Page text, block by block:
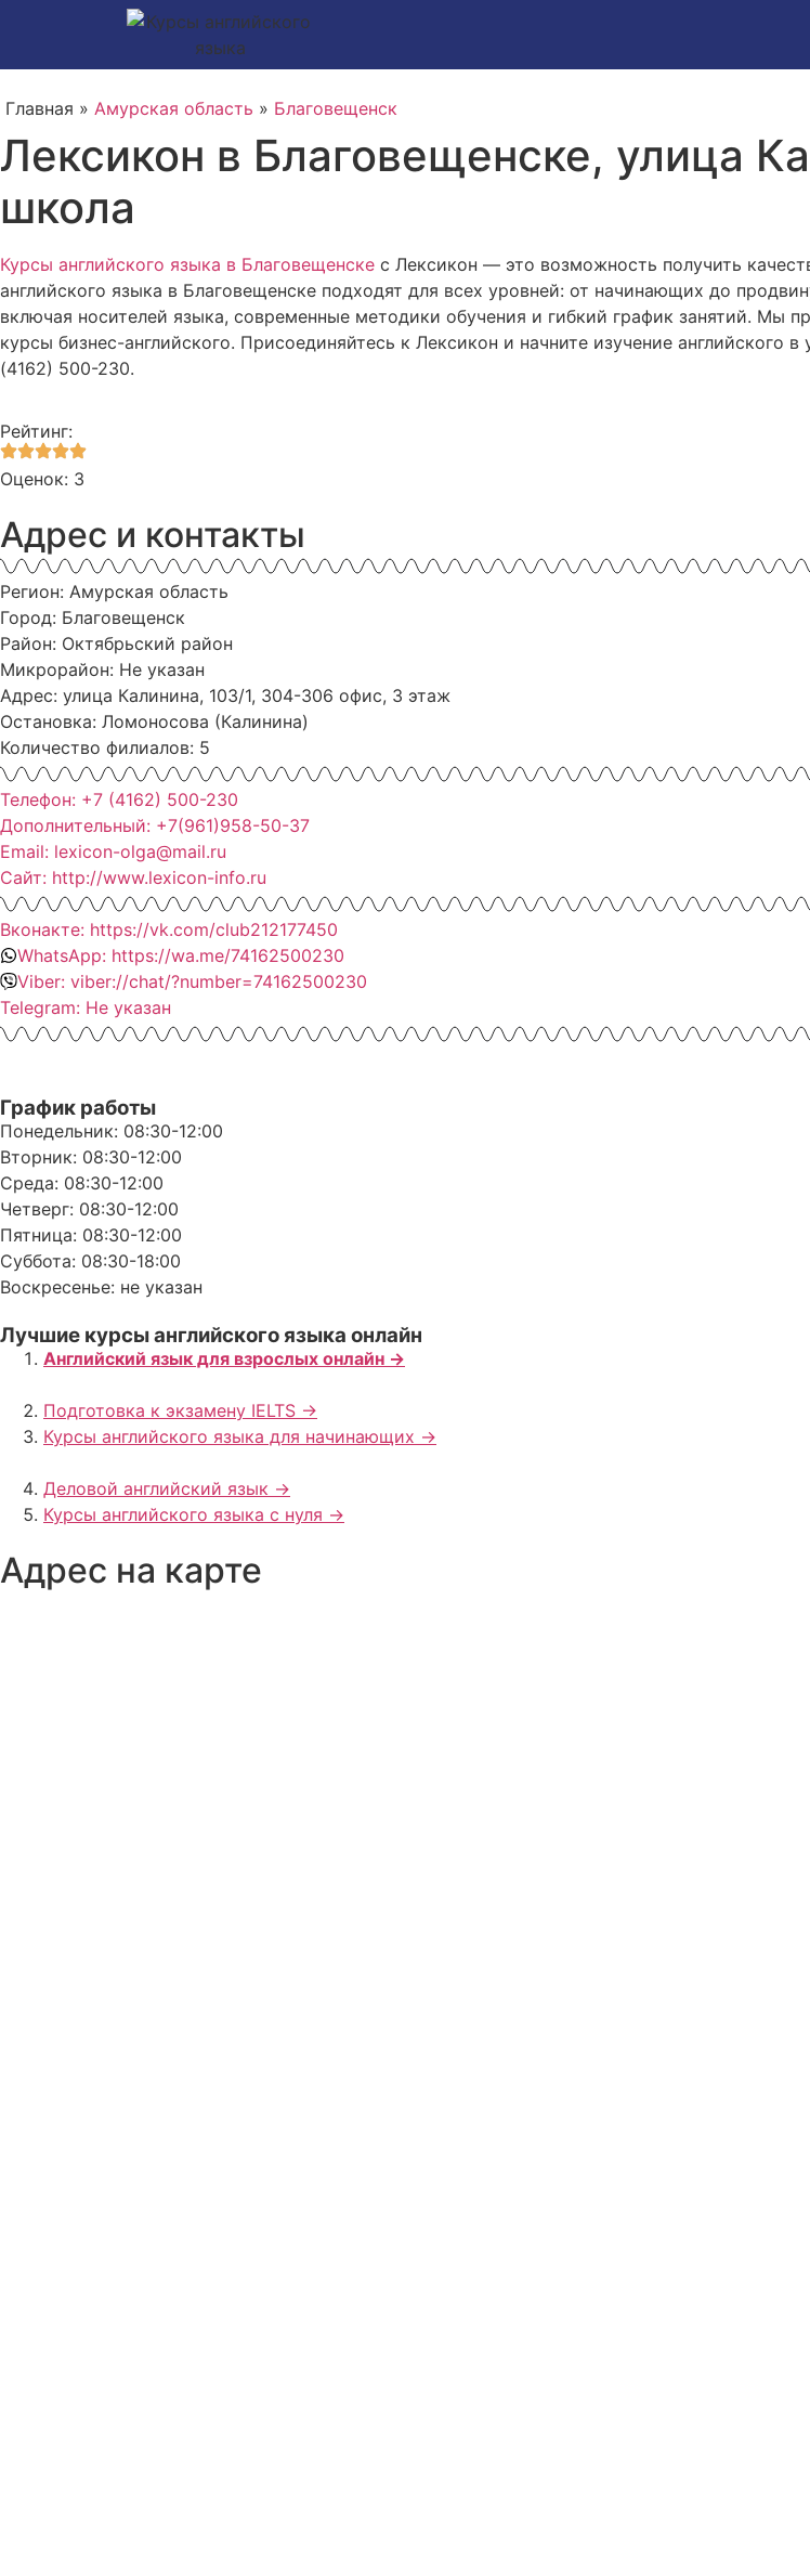
Главная » Амурская область » Благовещенск
Лексикон в Благовещенске, улица
школа
Курсы английского языка в Благовещенске с Лексикон — это возможность получить
английского языка в Благовещенске подходят для всех уровней: от начинающих до
включая носителей языка, современные методики обучения и гибкий график занятий. Мы
курсы бизнес-английского. Присоединяйтесь к Лексикон и начните изучение
(4162) 500-230.
Рейтинг:
Оценок: 3
Адрес и контакты
Регион: Амурская область
Город: Благовещенск
Район: Октябрьский район
Микрорайон: Не указан
Адрес: улица Калинина, 103/1, 304-306 офис, 3 этаж
Остановка: Ломоносова (Калинина)
Количество филиалов: 5
Телефон: +7 (4162) 500-230
Дополнительный: +7(961)958-50-37
Email: lexicon-olga@mail.ru
Сайт: http://www.lexicon-info.ru
Вконакте: https://vk.com/club212177450
WhatsApp: https://wa.me/74162500230
Viber: viber://chat/?number=74162500230
Telegram: Не указан
График работы
Понедельник: 08:30-12:00
Вторник: 08:30-12:00
Среда: 08:30-12:00
Четверг: 08:30-12:00
Пятница: 08:30-12:00
Суббота: 08:30-18:00
Воскресенье: не указан
Лучшие курсы английского языка онлайн
Английский язык для взрослых онлайн ->
Подготовка к экзамену IELTS ->
Курсы английского языка для начинающих ->
Деловой английский язык ->
Курсы английского языка с нуля ->
Адрес на карте